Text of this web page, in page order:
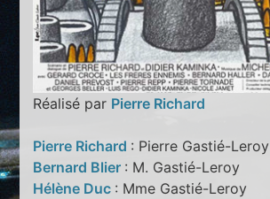
Réalisé par Pierre Richard
Pierre Richard : Pierre Gastié-Leroy
Bernard Blier : M. Gastié-Leroy
Hélène Duc : Mme Gastié-Leroy